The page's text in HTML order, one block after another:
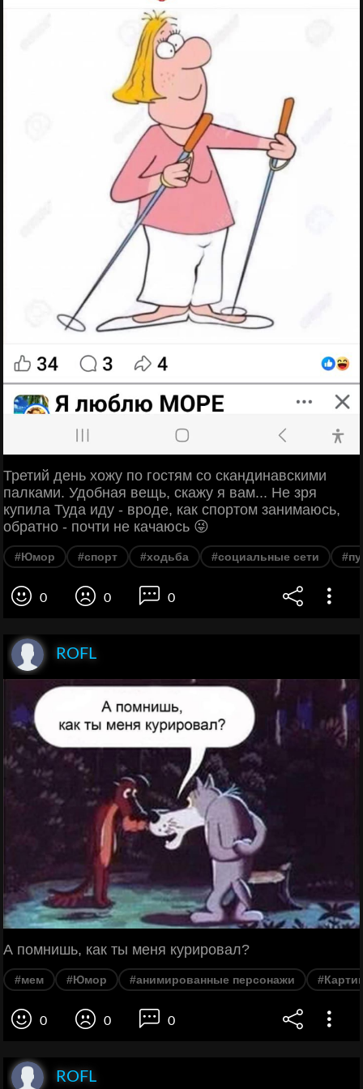
Третий день хожу по гостям со скандинавскими
палками. Удобная вещь, скажу я вам... Не зря
купила Туда иду - вроде, как спортом занимаюсь,
обратно - почти не качаюсь 😜
#Юмор #спорт #ходьба #социальные сети
0 0 0
ROFL
А помнишь, как ты меня курировал?
#мем #Юмор #анимированные персонажи
0 0 0
ROFL